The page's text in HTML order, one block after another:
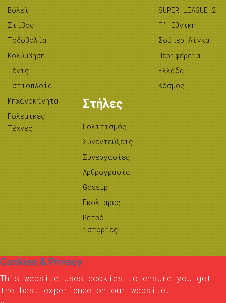
Βόλεϊ
Στίβος
Tοξοβολία
Κολύμβηση
Τένις
Ιστιοπλοΐα
Μηχανοκίνητα
Πολεμικές
Τέχνες
SUPER LEAGUE 2
Γ’ Εθνική
Σούπερ Λίγκα
Περιφέρεια
Ελλάδα
Κόσμος
Στήλες
Πολιτισμός
Συνεντεύξεις
Συνεργασίες
Αρθρογραφία
Gossip
Γκολ-αρες
Ρετρό
ιστορίες
Cookies & Privacy
This website uses cookies to ensure you get
the best experience on our website.